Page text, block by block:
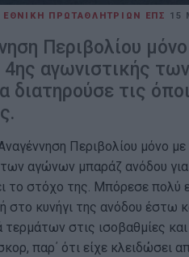
ΕΘΝΙΚΗ ΠΡΩΤΑΘΛΗΤΡΙΩΝ ΕΠΣ 15
Περιβολίου
αγωνιστικής
διατηρούσε τις
Περιβολίου μόνο
αγώνων μπαράζ ανόδου για
το στόχο της. Μπόρεσε πολύ
στο κυνήγι της ανόδου έστω
τερμάτων στις ισοβαθμίες
παρ΄ ότι είχε κλειδώσει